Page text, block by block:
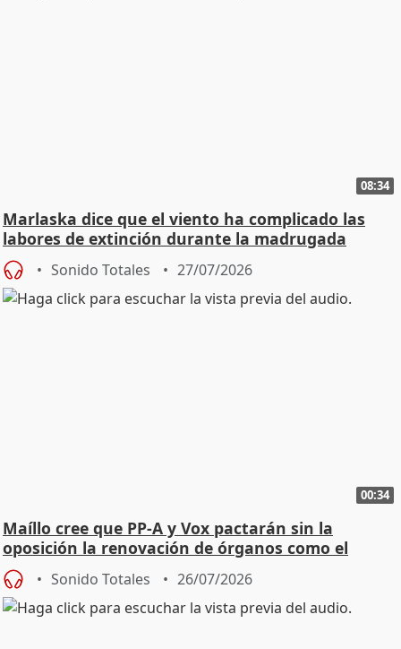
08:34
Marlaska dice que el viento ha complicado las
labores de extinción durante la madrugada
Sonido Totales 27/07/2026
00:34
Maíllo cree que PP-A y Vox pactarán sin la
oposición la renovación de órganos como el
Defensor
Sonido Totales 26/07/2026